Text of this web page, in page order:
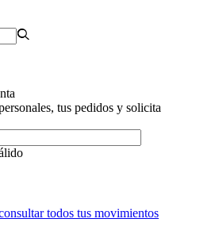
tus pedidos y solicita
todos tus movimientos